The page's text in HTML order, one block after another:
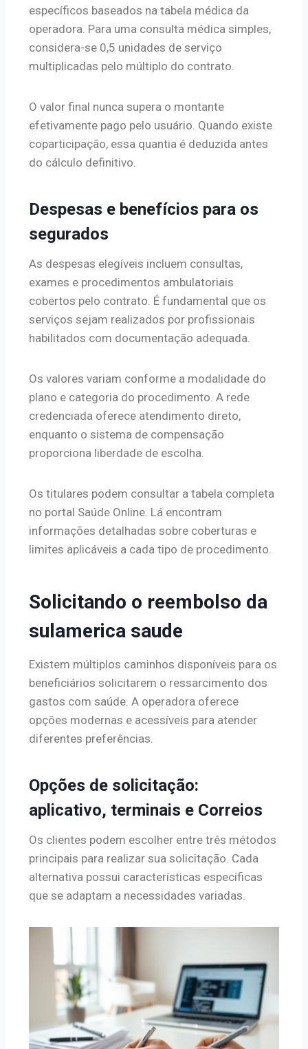
específicos baseados na tabela médica da
operadora. Para uma consulta médica simples,
considera-se 0,5 unidades de serviço
multiplicadas pelo múltiplo do contrato.
O valor final nunca supera o montante
efetivamente pago pelo usuário. Quando existe
coparticipação, essa quantia é deduzida antes
do cálculo definitivo.
Despesas e benefícios para os
segurados
As despesas elegíveis incluem consultas,
exames e procedimentos ambulatoriais
cobertos pelo contrato. É fundamental que os
serviços sejam realizados por profissionais
habilitados com documentação adequada.
Os valores variam conforme a modalidade do
plano e categoria do procedimento. A rede
credenciada oferece atendimento direto,
enquanto o sistema de compensação
proporciona liberdade de escolha.
Os titulares podem consultar a tabela completa
no portal Saúde Online. Lá encontram
informações detalhadas sobre coberturas e
limites aplicáveis a cada tipo de procedimento.
Solicitando o reembolso da
sulamerica saude
Existem múltiplos caminhos disponíveis para os
beneficiários solicitarem o ressarcimento dos
gastos com saúde. A operadora oferece
opções modernas e acessíveis para atender
diferentes preferências.
Opções de solicitação:
aplicativo, terminais e Correios
Os clientes podem escolher entre três métodos
principais para realizar sua solicitação. Cada
alternativa possui características específicas
que se adaptam a necessidades variadas.